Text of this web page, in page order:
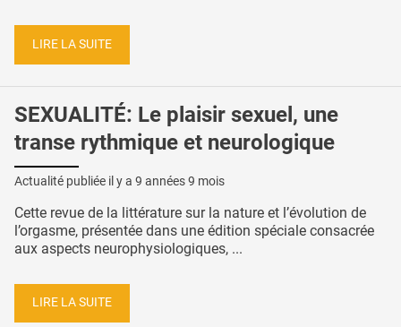
LIRE LA SUITE
SEXUALITÉ: Le plaisir sexuel, une
transe rythmique et neurologique
Actualité publiée il y a 9 années 9 mois
Cette revue de la littérature sur la nature et l’évolution de
l’orgasme, présentée dans une édition spéciale consacrée
aux aspects neurophysiologiques, ...
LIRE LA SUITE